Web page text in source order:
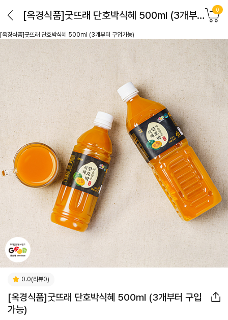
[옥경식품]굿뜨래 단호박식혜 500ml (3개부터 구입가능) 0
[옥경식품]굿뜨래 단호박식혜 500ml (3개부터 구입가능)
0.0(리뷰0)
[옥경식품]굿뜨래 단호박식혜 500ml (3개부터 구입
가능)